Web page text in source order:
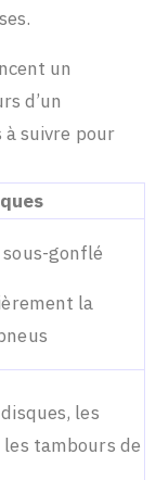
un
d’un
suivre pour
gonflé
la
les
tambours de